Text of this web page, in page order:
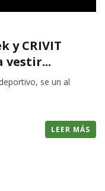
y CRIVIT
vestir...
se un al
LEER MÁS